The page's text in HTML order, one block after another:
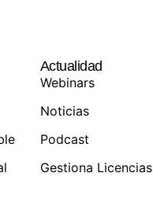
Actualidad
Webinars
Noticias
Podcast
Gestiona Licencias